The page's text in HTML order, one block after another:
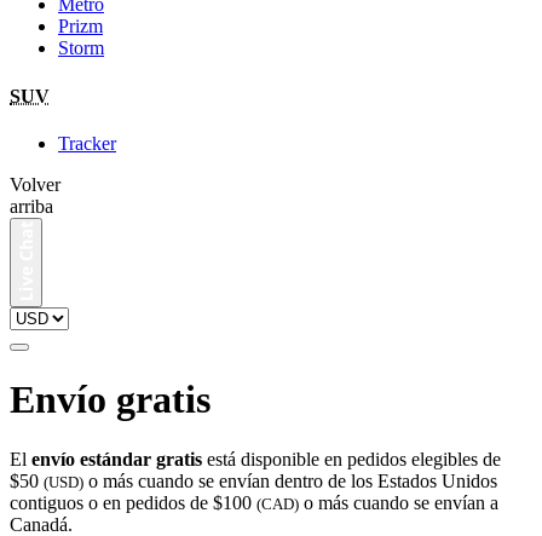
Metro
Prizm
Storm
SUV
Tracker
Volver
arriba
Envío gratis
El envío estándar gratis está disponible en pedidos elegibles de
$50 (USD) o más cuando se envían dentro de los Estados Unidos
contiguos o en pedidos de $100 (CAD) o más cuando se envían a
Canadá.